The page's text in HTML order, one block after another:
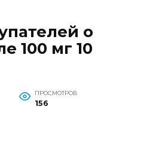
о
100 мг 10
ПРОСМОТРОВ
156